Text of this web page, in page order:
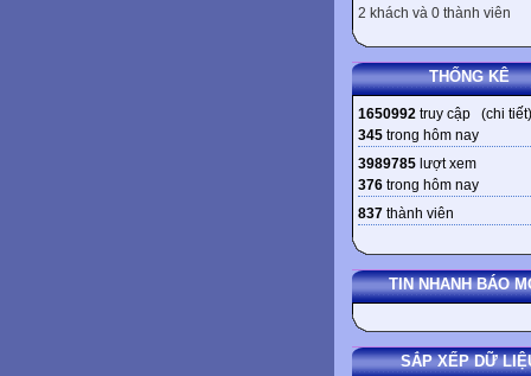
2 khách và 0 thành viên
THỐNG KÊ
1650992 truy cập (chi tiết)
345 trong hôm nay
3989785 lượt xem
376 trong hôm nay
837 thành viên
TIN NHANH BÁO
SẮP XẾP DỮ